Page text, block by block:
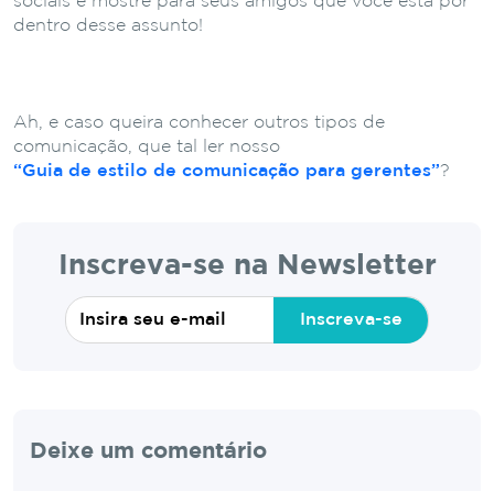
dentro desse assunto!
Ah, e caso queira conhecer outros tipos de
comunicação, que tal ler nosso
“Guia de estilo de comunicação para gerentes”?
Inscreva-se na Newsletter
Inscreva-se
Deixe um comentário